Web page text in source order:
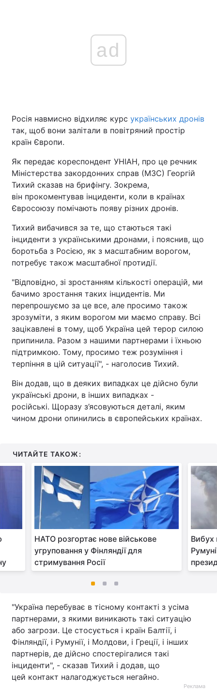
ad
Росія навмисно відхиляє курс українських дронів
так, щоб вони залітали в повітряний простір
країн Європи.
Як передає кореспондент УНІАН, про це речник
Міністерства закордонних справ (МЗС) Георгій
Тихий сказав на брифінгу. Зокрема,
він прокоментував інциденти, коли в країнах
Євросоюзу помічають появу різних дронів.
Тихий вибачився за те, що стаються такі
інциденти з українськими дронами, і пояснив, що
боротьба з Росією, як з масштабним ворогом,
потребує також масштабної протидії.
"Відповідно, зі зростанням кількості операцій, ми
бачимо зростання таких інцидентів. Ми
перепрошуємо за це все, але просимо також
зрозуміти, з яким ворогом ми маємо справу. Всі
зацікавлені в тому, щоб Україна цей терор силою
припинила. Разом з нашими партнерами і їхньою
підтримкою. Тому, просимо теж розуміння і
терпіння в цій ситуації", - наголосив Тихий.
Він додав, що в деяких випадках це дійсно були
українські дрони, в інших випадках -
російські. Щоразу з’ясовуються деталі, яким
чином дрони опинились в європейських країнах.
ЧИТАЙТЕ ТАКОЖ:
НАТО розгортає нове військове
угруповання у Фінляндії для
стримування Росії
Вибух
"Україна перебуває в тісному контакті з усіма
партнерами, з якими виникають такі ситуацію
або загрози. Це стосується і країн Балтії, і
Фінляндії, і Румунії, і Молдови, і Греції, і інших
партнерів, де дійсно спостерігалися такі
інциденти", - сказав Тихий і додав, що
цей контакт налагоджується негайно.
Реклама